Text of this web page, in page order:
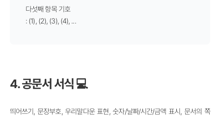
다섯째 항목 기호
: (1), (2), (3), (4), ...
4. 공문서 서식 💻
띄어쓰기, 문장부호, 우리말다운 표현, 숫자/날짜/시간/금액 표시, 문서의 쪽